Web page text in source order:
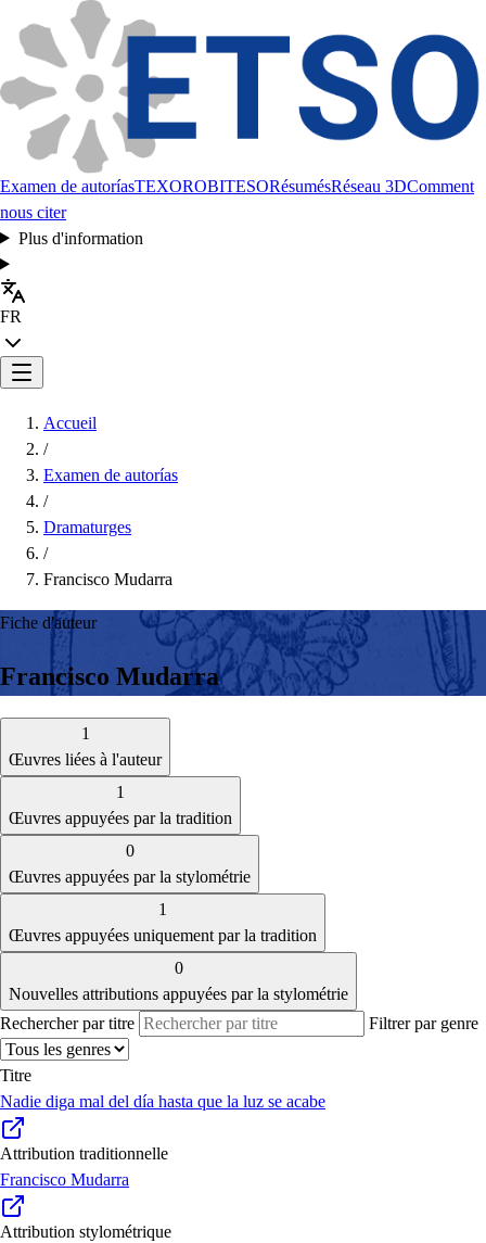
Examen de autoríasTEXOROBITESORésumésRéseau 3DComment
nous citer
Plus d'information
FR
Accueil
/
Examen de autorías
/
Dramaturges
/
Francisco Mudarra
Fiche d'auteur
Francisco Mudarra
1
Œuvres liées à l'auteur
1
Œuvres appuyées par la tradition
0
Œuvres appuyées par la stylométrie
1
Œuvres appuyées uniquement par la tradition
0
Nouvelles attributions appuyées par la stylométrie
Rechercher par titre
Filtrer par genre
Titre
Nadie diga mal del día hasta que la luz se acabe
Attribution traditionnelle
Francisco Mudarra
Attribution stylométrique